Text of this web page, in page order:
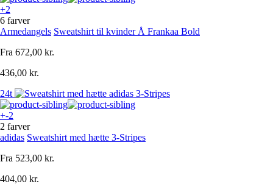
+2
6 farver
Armedangels Sweatshirt til kvinder Å Frankaa Bold
Fra 672,00 kr.
436,00 kr.
24t
+-2
2 farver
adidas Sweatshirt med hætte 3-Stripes
Fra 523,00 kr.
404,00 kr.